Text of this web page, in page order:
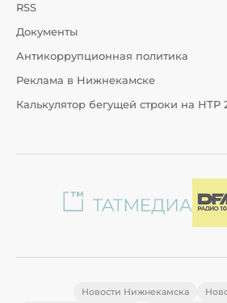
RSS
Документы
Антикоррупционная политика
Реклама в Нижнекамске
Калькулятор бегущей строки на НТР
Новости Нижнекамска